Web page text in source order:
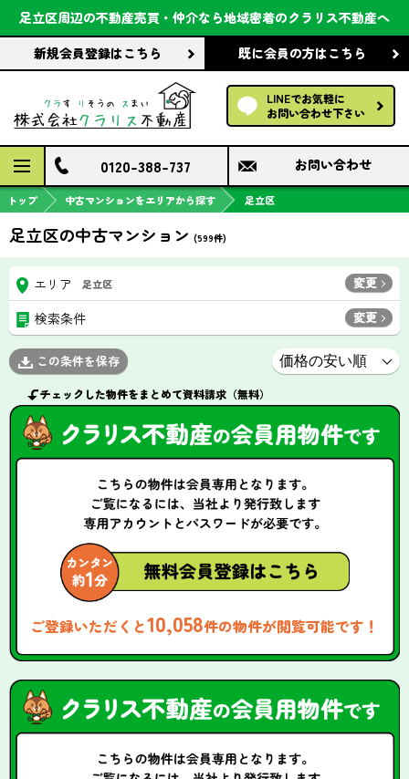
足立区周辺の不動産売買・仲介なら地域密着のクラリス不動産へ
新規会員登録はこちら 既に会員の方はこちら
LINEでお気軽に
お問い合わせ下さい
会社案内
前回の履歴で探す
保存した条件で探す
検討中の物件
0120-388-737 お問い合わせ
トップ 中古マンションをエリアから探す 足立区
足立区の中古マンション (599件)
エリア 足立区 変更
検索条件 変更
この条件を保存
チェックした物件をまとめて資料請求（無料）
ご登録いただくと10,058件の物件が閲覧可能です！